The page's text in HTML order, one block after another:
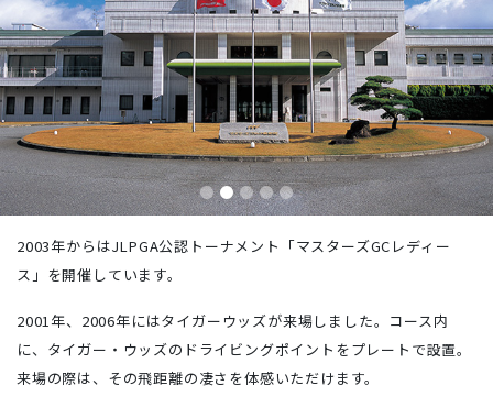
2003年からはJLPGA公認トーナメント「マスターズGCレディー
ス」を開催しています。
2001年、2006年にはタイガーウッズが来場しました。コース内
に、タイガー・ウッズのドライビングポイントをプレートで設置。
来場の際は、その飛距離の凄さを体感いただけます。